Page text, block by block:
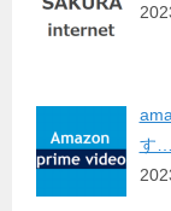
す…